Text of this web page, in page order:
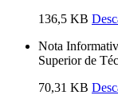
136,5 KB
Nota
Superior de
70,31 KB